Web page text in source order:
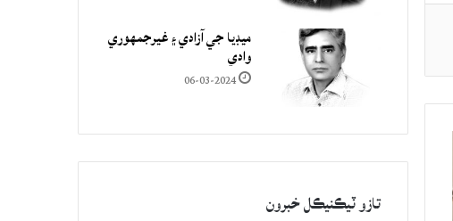
ميڊيا جي آزادي ۽ غيرجمھوري
وادي
06-03-2024
تازو ٽيڪنيڪل خبرون